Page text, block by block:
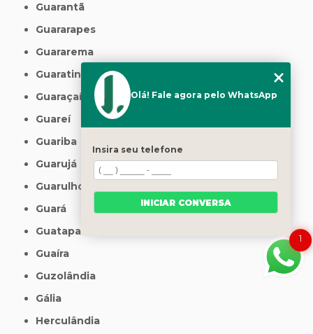
Guarantã
Guararapes
Guararema
Guaratinguetá
Guaraçaí
Guareí
Guariba
Guarujá
Guarulhos
Guará
Guatapará
Guaíra
Guzolândia
Gália
Herculândia
1
Olá! Fale agora pelo WhatsApp
Insira seu telefone
INICIAR CONVERSA